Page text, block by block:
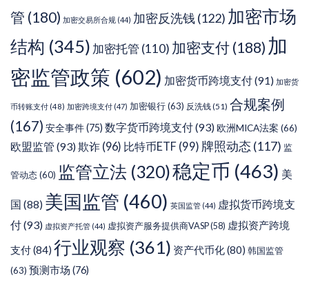
管 (180) 加密交易所合规 (44) 加密反洗钱 (122) 加密市场
结构 (345) 加密托管 (110) 加密支付 (188) 加
密监管政策 (602) 加密货币跨境支付(91) 加密货
币转账支付 (48) 加密跨境支付 (47) 加密银行(63) 反洗钱(51) 合规案例
(167) 安全事件(75) 数字货币跨境支付(93)欧洲MICA法案 (66)
欧盟监管 (93)欺诈 (96) 比特币ETF (99) 牌照动态 (117) 监
管动态(60) 监管立法 (320)稳定币 (463) 美
国 (88) 美国监管 (460) 英国监管 (44) 虚拟货币跨境支
付(93) 虚拟资产托管 (44) 虚拟资产服务提供商VASP(58) 虚拟资产跨境
支付(84) 行业观察 (361) 资产代币化(80) 韩国监管
(63) 预测市场 (76)